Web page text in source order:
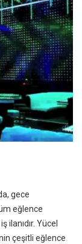
gece
eğlence
Yücel
çeşitli eğlence